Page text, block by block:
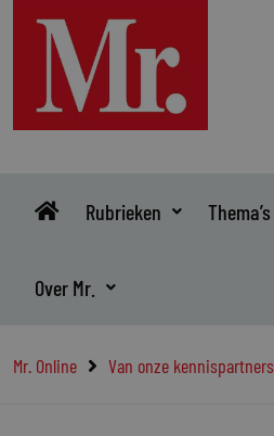
inhoud
Rubrieken Thema’s
Over Mr.
Mr. Online Van onze kennispartners